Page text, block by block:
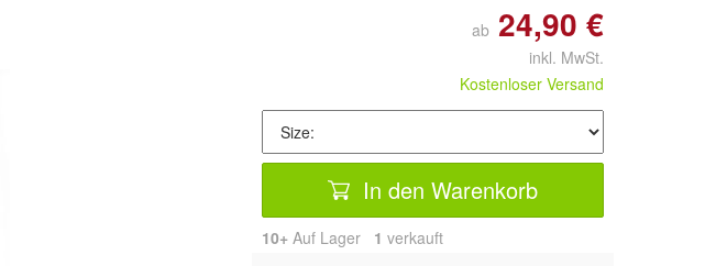
ab 24,90 €
inkl. MwSt.
Kostenloser Versand
In den Warenkorb
10+ Auf Lager 1 verkauft